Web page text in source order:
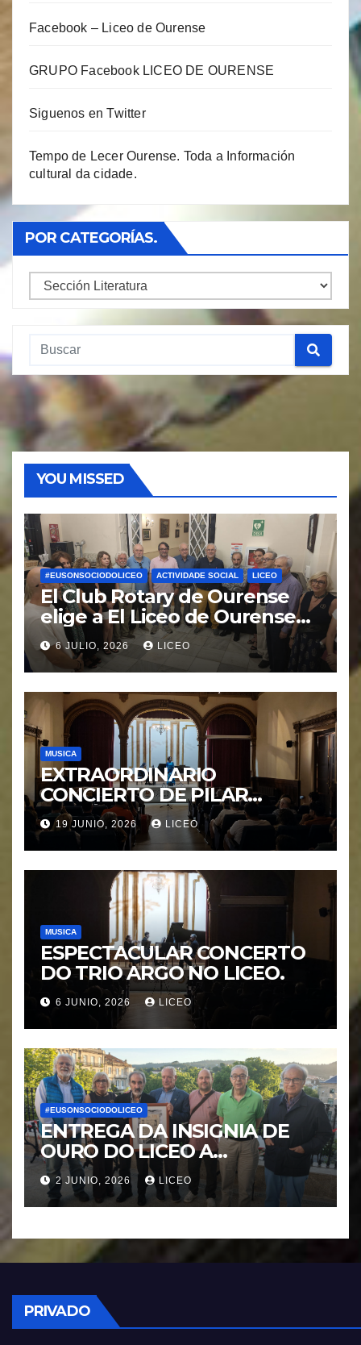
Facebook – Liceo de Ourense
GRUPO Facebook LICEO DE OURENSE
Siguenos en Twitter
Tempo de Lecer Ourense. Toda a Información
cultural da cidade.
POR CATEGORÍAS.
Por
YOU MISSED
#EUSONSOCIODOLICEO ACTIVIDADE SOCIAL LICEO
El Club Rotary de Ourense
elige a El Liceo de Ourense
para la puesta en marcha del
proyecto “Ciudad Cardio
Protegida”.
6 JULIO, 2026 LICEO
MUSICA
EXTRAORDINARIO
CONCIERTO DE PILAR
MORÁGUEZ e ARABEL
MORÁGUEZ
19 JUNIO, 2026 LICEO
MUSICA
ESPECTACULAR CONCERTO
DO TRIO ARGO NO LICEO.
6 JUNIO, 2026 LICEO
#EUSONSOCIODOLICEO
ENTREGA DA INSIGNIA DE
OURO DO LICEO A
FRANCISCO NOVOA
RODRIGUEZ
2 JUNIO, 2026 LICEO
PRIVADO